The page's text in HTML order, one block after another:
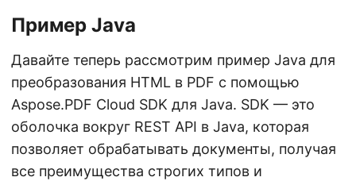
Пример Java
Давайте теперь рассмотрим пример Java для
преобразования HTML в PDF с помощью
Aspose.PDF Cloud SDK для Java. SDK — это
оболочка вокруг REST API в Java, которая
позволяет обрабатывать документы, получая
все преимущества строгих типов и